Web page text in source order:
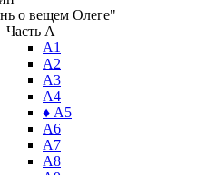
о вещем Олеге"
Часть A
А1
А2
А3
А4
♦ А5
А6
А7
А8